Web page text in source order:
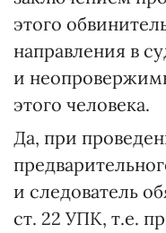
этого
направления в
и
этого человека.
Да, при
и следователь
ст. 22 УПК, т.е.